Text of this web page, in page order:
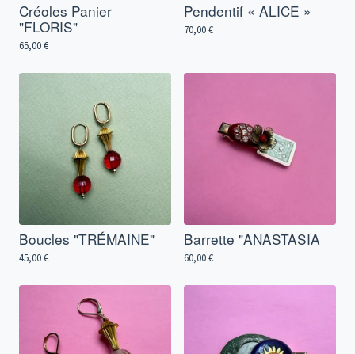
Créoles Panier
"FLORIS"
65,00€
Pendentif « ALICE »
70,00€
Boucles "TRÉMAINE"
45,00€
Barrette "ANASTASIA
60,00€